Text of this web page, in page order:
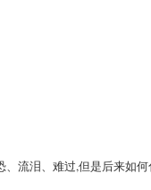
流泪、难过,但是后来如